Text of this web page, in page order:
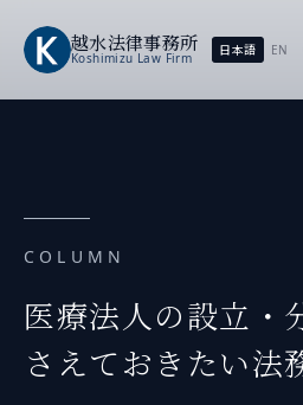
越水法律事務所
Koshimizu Law Firm
日本語 EN
COLUMN
医療法人の設立・
さえておきたい法